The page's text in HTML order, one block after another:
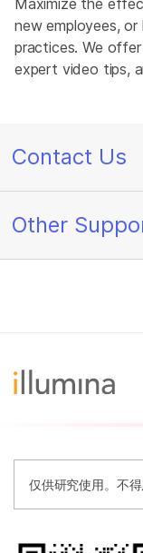
new employees,
practices. We
expert video tips,
Contact Us
Other
仅供研究使用。不